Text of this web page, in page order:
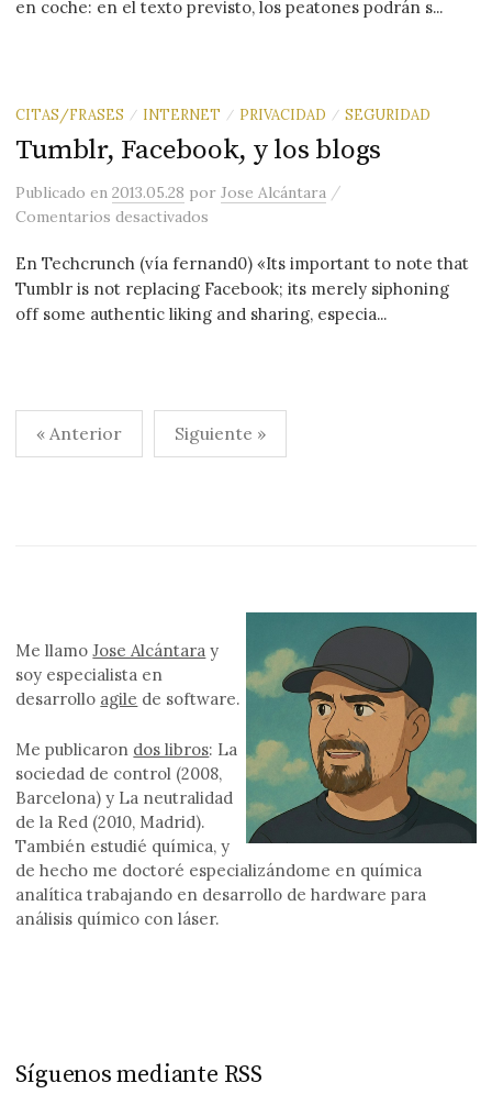
en coche: en el texto previsto, los peatones podrán s...
CITAS/FRASES / INTERNET / PRIVACIDAD / SEGURIDAD
Tumblr, Facebook, y los blogs
Publicadoen2013.05.28 porJose Alcántara /
Comentarios desactivados
En Techcrunch (vía fernand0) «Its important to note that
Tumblr is not replacing Facebook; its merely siphoning
off some authentic liking and sharing, especia...
Paginación
de
« Anterior Siguiente »
Me llamoJose Alcántara y
soy especialista en
desarrollo agile de software.
Me publicaron dos libros: La
sociedad de control (2008,
Barcelona) y La neutralidad
de la Red (2010, Madrid).
También estudié química, y
de hecho me doctoré especializándome en química
analítica trabajando en desarrollo de hardware para
análisis químico con láser.
Síguenos mediante RSS